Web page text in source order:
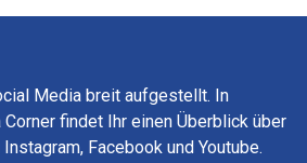
Media breit aufgestellt. In
findet Ihr einen Überblick über
Facebook und Youtube.